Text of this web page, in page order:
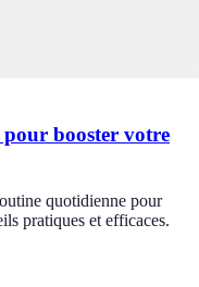
booster votre
quotidienne pour
pratiques et efficaces.